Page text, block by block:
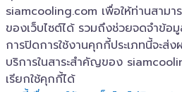
siamcooling.com เพื่อให้ท่านสามา
ของเว็บไซต์ได้ รวมถึงช่วยจดจำข้อมู
การปิดการใช้งานคุกกี้ประเภทนี้จะส่ง
บริการในสาระสำคัญของ
เรียกใช้คุกกี้ได้